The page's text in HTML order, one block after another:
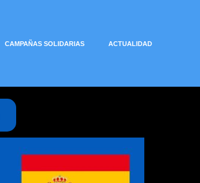
CAMPAÑAS SOLIDARIAS ACTUALIDAD